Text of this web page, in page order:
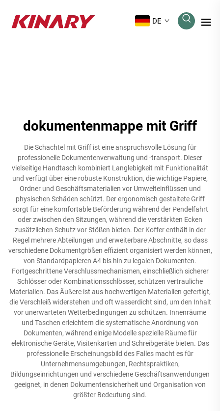
DE
dokumentenmappe mit Griff
Die Schachtel mit Griff ist eine anspruchsvolle Lösung für
professionelle Dokumentenverwaltung und -transport. Dieser
vielseitige Handtasch kombiniert Langlebigkeit mit Funktionalität
und verfügt über eine robuste Konstruktion, die wichtige Papiere,
Ordner und Geschäftsmaterialien vor Umwelteinflüssen und
physischen Schäden schützt. Der ergonomisch gestaltete Griff
sorgt für eine komfortable Beförderung während der Pendelfahrt
oder zwischen den Sitzungen, während die verstärkten Ecken
zusätzlichen Schutz vor Stößen bieten. Der Koffer enthält in der
Regel mehrere Abteilungen und erweiterbare Abschnitte, so dass
verschiedene Dokumentgrößen effizient organisiert werden können,
von Standardpapieren A4 bis hin zu legalen Dokumenten.
Fortgeschrittene Verschlussmechanismen, einschließlich sicherer
Schlösser oder Kombinationsschlösser, schützen vertrauliche
Materialien. Das Äußere ist aus hochwertigen Materialien gefertigt,
die Verschleiß widerstehen und oft wasserdicht sind, um den Inhalt
vor unerwarteten Wetterbedingungen zu schützen. Innenräume
und Taschen erleichtern die systematische Anordnung von
Dokumenten, während einige Modelle spezielle Räume für
elektronische Geräte, Visitenkarten und Schreibgeräte bieten. Das
professionelle Erscheinungsbild des Falles macht es für
Unternehmensumgebungen, Rechtspraktiken,
Bildungseinrichtungen und verschiedene Geschäftsanwendungen
geeignet, in denen Dokumentensicherheit und Organisation von
größter Bedeutung sind.